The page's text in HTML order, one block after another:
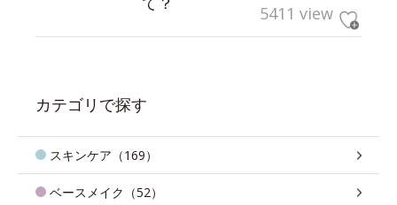
5411 view
カテゴリで探す
スキンケア（169）
ベースメイク（52）